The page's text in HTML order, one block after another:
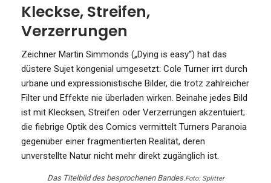
Kleckse, Streifen,
Verzerrungen
Zeichner Martin Simmonds („Dying is easy“) hat das
düstere Sujet kongenial umgesetzt: Cole Turner irrt durch
urbane und expressionistische Bilder, die trotz zahlreicher
Filter und Effekte nie überladen wirken. Beinahe jedes Bild
ist mit Klecksen, Streifen oder Verzerrungen akzentuiert;
die fiebrige Optik des Comics vermittelt Turners Paranoia
gegenüber einer fragmentierten Realität, deren
unverstellte Natur nicht mehr direkt zugänglich ist.
Das Titelbild des besprochenen Bandes.Foto: Splitter